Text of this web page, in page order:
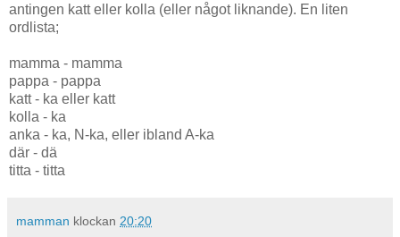
antingen katt eller kolla (eller något liknande). En liten
ordlista;
mamma - mamma
pappa - pappa
katt - ka eller katt
kolla - ka
anka - ka, N-ka, eller ibland A-ka
där - dä
titta - titta
mamman klockan 20:20